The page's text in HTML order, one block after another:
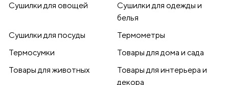
Сушилки для овощей
Сушилки для одежды и
белья
Сушилки для посуды
Термометры
Термосумки
Товары для дома и сада
Товары для животных
Товары для интерьера и
декора